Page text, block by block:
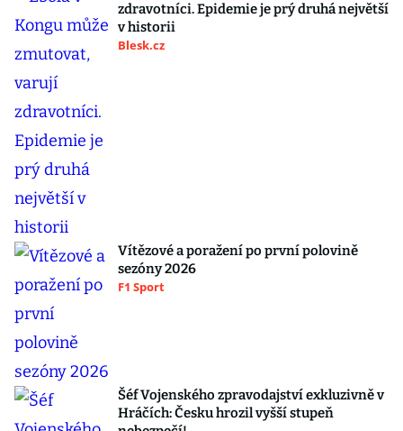
zdravotníci. Epidemie je prý druhá největší
v historii
Blesk.cz
Vítězové a poražení po první polovině
sezóny 2026
F1 Sport
Šéf Vojenského zpravodajství exkluzivně v
Hráčích: Česku hrozil vyšší stupeň